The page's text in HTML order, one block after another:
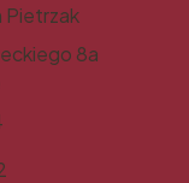
Pietrzak
8a